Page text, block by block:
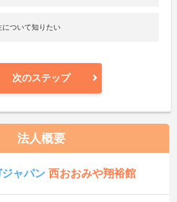
について知りたい
次のステップ
法人概要
ジャパン西おおみや翔裕館